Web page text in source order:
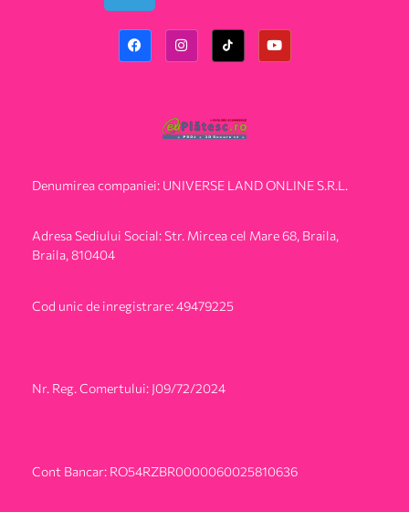
Denumirea companiei: UNIVERSE LAND ONLINE S.R.L.
Adresa Sediului Social: Str. Mircea cel Mare 68, Braila,
Braila, 810404
Cod unic de inregistrare: 49479225
Nr. Reg. Comertului: J09/72/2024
Cont Bancar: RO54RZBR0000060025810636